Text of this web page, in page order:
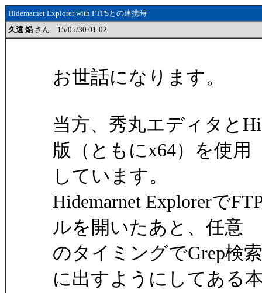
Hidemarnet Explorer with FTPSとの連携時
久遠 焔 さん 15/05/30 01:02
お世話になります。
当方、秀丸エディタと
版（ともにx64）を使用
しています。
Hidemarnet Explorerで
ルを開いたあと、任意
のタイミングでGrep検
に出すようにしてある